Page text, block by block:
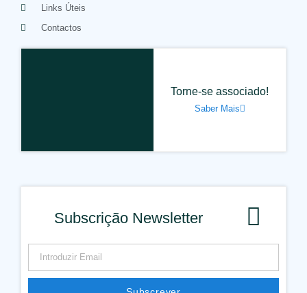
Links Úteis
Contactos
Torne-se associado!
Saber Mais
Subscrição Newsletter